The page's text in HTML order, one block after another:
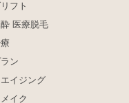
フト
医療脱毛
ン
イジング
イク